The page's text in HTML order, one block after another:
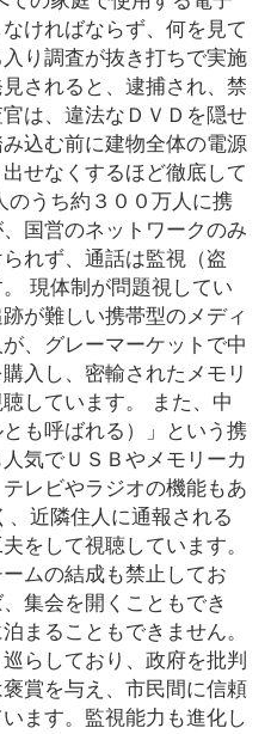
ければならず、何を見て
り調査が抜き打ちで実施
されると、逮捕され、禁
は、違法なＤＶＤを隠せ
込む前に建物全体の電源
せなくするほど徹底して
うち約３００万人に携
国営のネットワークのみ
れず、通話は監視（盗
現体制が問題視してい
が難しい携帯型のメディ
、グレーマーケットで中
入し、密輸されたメモリ
しています。 また、中
も呼ばれる）」という携
気でＵＳＢやメモリーカ
レビやラジオの機能もあ
近隣住人に通報される
をして視聴しています。
ムの結成も禁止してお
集会を開くこともでき
まることもできません。
らしており、政府を批判
賞を与え、市民間に信頼
ます。監視能力も進化し